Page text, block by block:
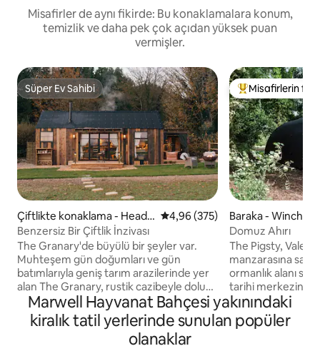
Misafirler de aynı fikirde: Bu konaklamalara konum,
temizlik ve daha pek çok açıdan yüksek puan
vermişler.
Süper Ev Sahibi
Süper Ev Sahibi
Çiftlikte konaklama - Headb
ourne Worthy
5 üzerinden ortalama 4,96
4,96 (375)
Benzersiz Bir Çiftlik İnzivası
The Granary'de büyülü bir şeyler var.
Muhteşem gün doğumları ve gün
batımlarıyla geniş tarım arazilerinde yer
alan The Granary, rustik cazibeyle dolup
taşıyor. Açık bakır banyosu ve odun ateşli
jakuzisi olan rüya gibi bir sığınak. Tarihi
Winchester'a sadece 3 mil uzaklıkta, her
şeyden uzaklaşabileceğiniz huzurlu bir
Misafirlerin
Misafirlerin
Baraka -
Domuz Ahırı
The Pigsty, Vale
manzarasına
ormanlık alanı
tarihi merkezine
mesafede olan
şehri ziyaret
kaçmak
Marwell Hayvanat Bahçesi yakınındaki
kiralık tatil yerlerinde sunulan popüler
olanaklar